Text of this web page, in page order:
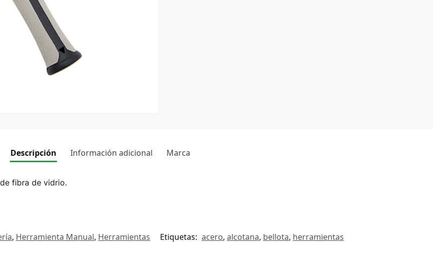
Descripción Información adicional Marca
fibra de vidrio.
, Herramienta Manual, Herramientas Etiquetas: acero, alcotana, bellota, herramientas